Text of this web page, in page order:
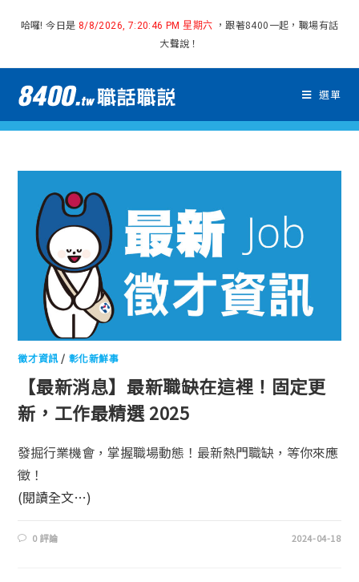
哈囉! 今日是 8/8/2026, 7:20:47 PM 星期六
，跟著8400一起，職場有話
大聲說！
選單
徵才資訊/ 彰化新鮮事
【最新消息】最新職缺在這裡！固定更
新，工作最精選 2025
發掘行業機會，掌握職場動態！最新熱門職缺，等你來應
徵！
(閱讀全文…)
0 評論 2024-04-18